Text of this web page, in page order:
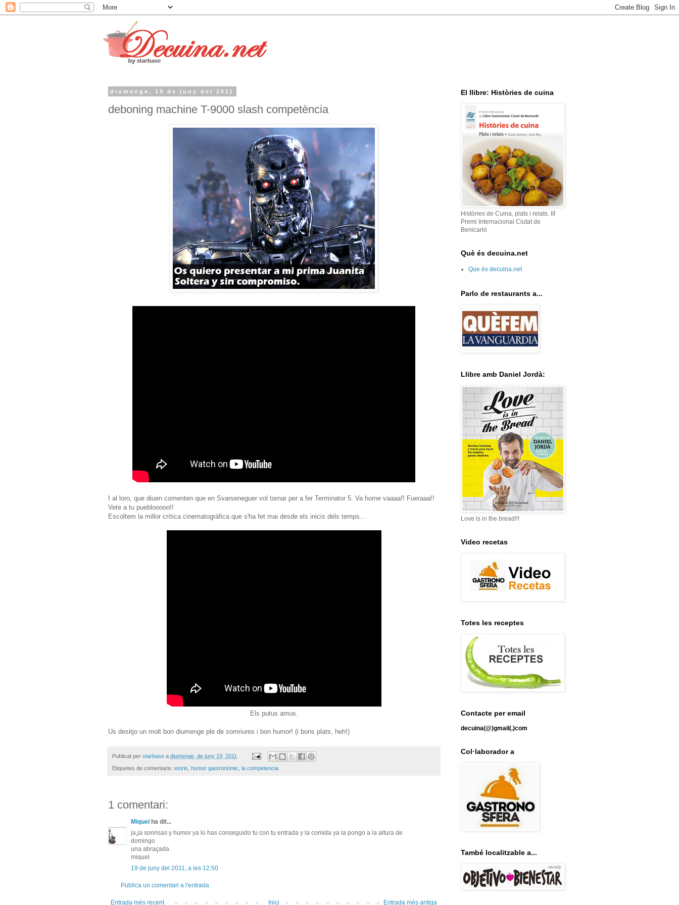
diumenge, 19 de juny del 2011
deboning machine T-9000 slash competència
I al loro, que diuen comenten que en Svarseneguer vol tornar per a fer Terminator 5. Va home vaaaa!! Fueraaa!!
Vete a tu pueblooooo!!
Escoltem la millor crítica cinematográfica que s'ha fet mai desde els inicis dels temps...
Els putus amus.
Us desitjo un molt bon diumenge ple de somriures i bon humor! (i bons plats, heh!)
Publicat per starbase a diumenge, de juny 19, 2011
Etiquetes de comentaris: estris humor gastronòmic la competencia
1 comentari:
Miquel ha dit...
ja,ja sonrisas y humor ya lo has conseguido tu con tu entrada y la comida ya la pongo a la altura de
domingo
una abraçada
miquel
19 de juny del 2011, a les 12:50
Publica un comentari a l'entrada
Entrada més recent Entrada més antiga
Inici
El llibre: Històries de cuina
Històries de Cuina, plats i relats. III
Premi Internacional Ciutat de
Benicarló
Què és decuina.net
Que és decuina.net
Parlo de restaurants a...
Llibre amb Daniel Jordà:
Love is in the bread!!!
Video recetas
Totes les receptes
Contacte per email
decuina(@)gmail(.)com
Col·laborador a
També localitzable a...